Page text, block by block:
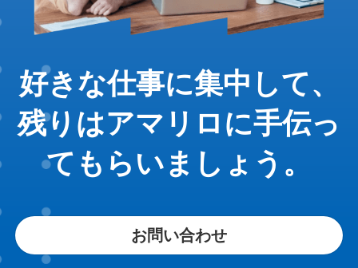
好きな仕事に集中して、
残りはアマリロに手伝っ
てもらいましょう。
お問い合わせ